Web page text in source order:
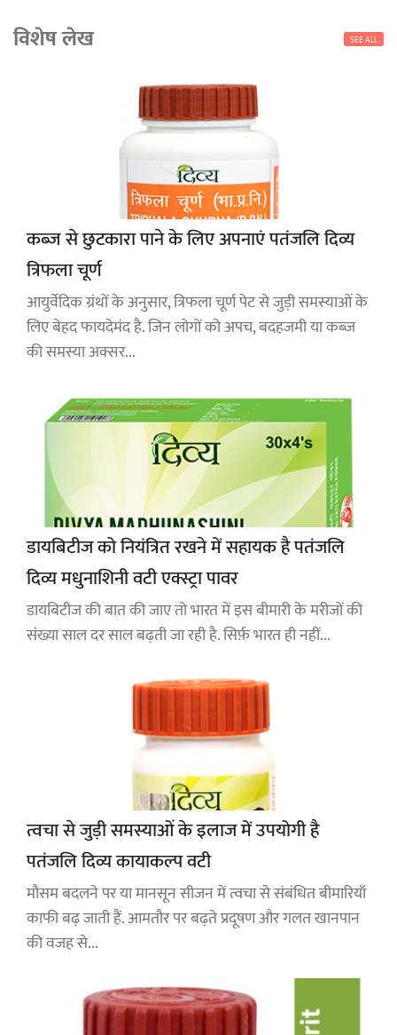
विशेष लेख SEE ALL
कब्ज से छुटकारा पाने के लिए अपनाएं पतंजलि दिव्य
त्रिफला चूर्ण
आयुर्वेदिक ग्रंथों के अनुसार, त्रिफला चूर्ण पेट से जुड़ी समस्याओं के
लिए बेहद फायदेमंद है. जिन लोगों को अपच, बदहजमी या कब्ज
की समस्या अक्सर...
डायबिटीज को नियंत्रित रखने में सहायक है पतंजलि
दिव्य मधुनाशिनी वटी एक्स्ट्रा पावर
डायबिटीज की बात की जाए तो भारत में इस बीमारी के मरीजों की
संख्या साल दर साल बढ़ती जा रही है. सिर्फ़ भारत ही नहीं...
त्वचा से जुड़ी समस्याओं के इलाज में उपयोगी है
पतंजलि दिव्य कायाकल्प वटी
मौसम बदलने पर या मानसून सीजन में त्वचा से संबंधित बीमारियाँ
काफी बढ़ जाती हैं. आमतौर पर बढ़ते प्रदूषण और गलत खानपान
की वजह से...